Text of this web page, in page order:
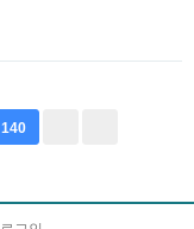
140